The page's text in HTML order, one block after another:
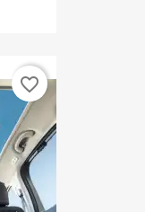
favorite_border